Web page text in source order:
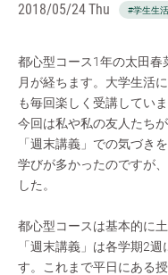
2018/05/24 Thu #学生生活
都心型コース1年の太田春
月が経ちます。大学生活
も毎回楽しく受講していま
今回は私や私の友人たち
「週末講義」での気づき
学びが多かったのですが
した。
都心型コースは基本的に
「週末講義」は各学期2
す。これまで平日にある